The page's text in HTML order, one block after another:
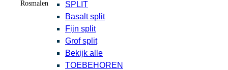
SPLIT
Basalt split
Fijn split
Grof split
Bekijk alle
TOEBEHOREN
Rosmalen